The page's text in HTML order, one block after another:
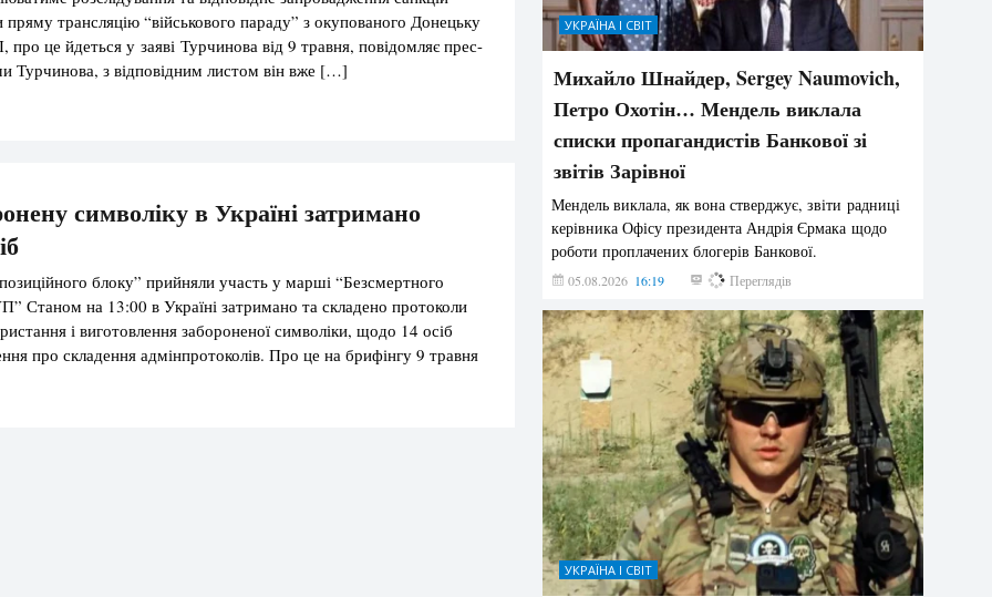
трансляцію “військового параду” з окупованого Донецьку
це йдеться у заяві Турчинова від 9 травня, повідомляє прес-
Турчинова, з відповідним листом він вже […]
символіку в Україні затримано
блоку” прийняли участь у марші “Безсмертного
Станом на 13:00 в Україні затримано та складено протоколи
і виготовлення забороненої символіки, щодо 14 осіб
про складення адмінпротоколів. Про це на брифінгу 9 травня
міністра внутрішніх справ Сергій Яровий. “Щодо 10
УКРАЇНА І СВІТ
Михайло Шнайдер, Sergey Naumovich,
Петро Охотін… Мендель виклала
списки пропагандистів Банкової зі
звітів Зарівної
Мендель виклала, як вона стверджує, звіти радниці
керівника Офісу президента Андрія Єрмака щодо
роботи проплачених блогерів Банкової.
05.08.2026 16:19 228 Переглядів
УКРАЇНА І СВІТ